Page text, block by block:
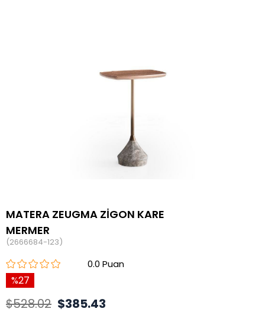
MATERA ZEUGMA ZİGON KARE
MERMER
(2666684-123)
0.0
27
$528.02 $385.43